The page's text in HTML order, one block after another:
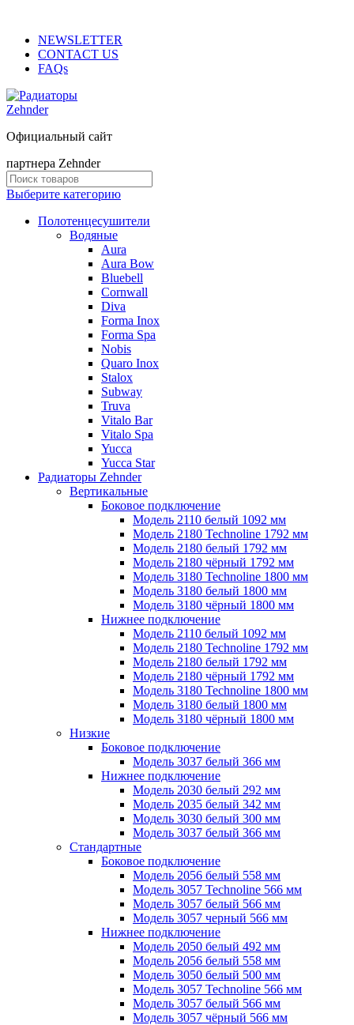
NEWSLETTER
CONTACT US
FAQs
Официальный сайт
партнера Zehnder
Выберите категорию
Полотенцесушители
Водяные
Aura
Aura Bow
Bluebell
Cornwall
Diva
Forma Inox
Forma Spa
Nobis
Quaro Inox
Stalox
Subway
Truva
Vitalo Bar
Vitalo Spa
Yucca
Yucca Star
Радиаторы Zehnder
Вертикальные
Боковое подключение
Модель 2110 белый 1092 мм
Модель 2180 Technoline 1792 мм
Модель 2180 белый 1792 мм
Модель 2180 чёрный 1792 мм
Модель 3180 Technoline 1800 мм
Модель 3180 белый 1800 мм
Модель 3180 чёрный 1800 мм
Нижнее подключение
Модель 2110 белый 1092 мм
Модель 2180 Technoline 1792 мм
Модель 2180 белый 1792 мм
Модель 2180 чёрный 1792 мм
Модель 3180 Technoline 1800 мм
Модель 3180 белый 1800 мм
Модель 3180 чёрный 1800 мм
Низкие
Боковое подключение
Модель 3037 белый 366 мм
Нижнее подключение
Модель 2030 белый 292 мм
Модель 2035 белый 342 мм
Модель 3030 белый 300 мм
Модель 3037 белый 366 мм
Стандартные
Боковое подключение
Модель 2056 белый 558 мм
Модель 3057 Technoline 566 мм
Модель 3057 белый 566 мм
Модель 3057 черный 566 мм
Нижнее подключение
Модель 2050 белый 492 мм
Модель 2056 белый 558 мм
Модель 3050 белый 500 мм
Модель 3057 Technoline 566 мм
Модель 3057 белый 566 мм
Модель 3057 чёрный 566 мм